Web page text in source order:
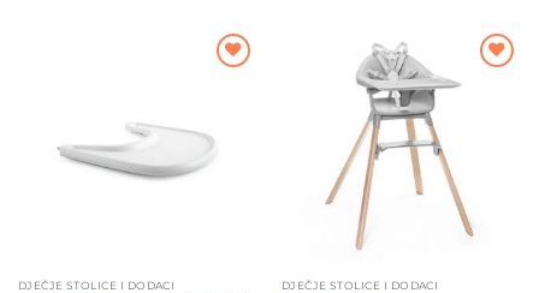
DJEČJE STOLICE I DODACI
Dodajte
DJEČJE STOLICE I DODACI